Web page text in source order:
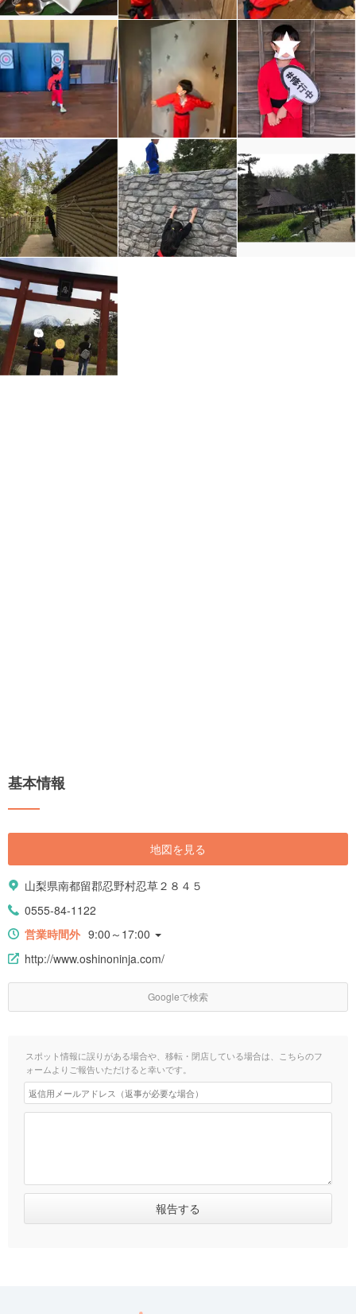
基本情報
地図を見る
山梨県南都留郡忍野村忍草２８４５
0555-84-1122
営業時間外 9:00～17:00
http://www.oshinoninja.com/
Googleで検索
スポット情報に誤りがある場合や、移転・閉店している場合は、こちらのフ
ォームよりご報告いただけると幸いです。